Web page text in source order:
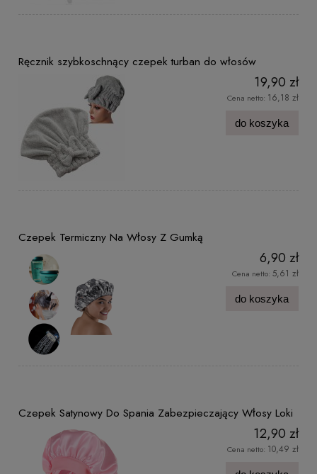
Ręcznik szybkoschnący czepek turban do włosów
19,90 zł
Cena netto: 16,18 zł
do koszyka
Czepek Termiczny Na Włosy Z Gumką
6,90 zł
Cena netto: 5,61 zł
do koszyka
Czepek Satynowy Do Spania Zabezpieczający Włosy Loki
12,90 zł
Cena netto: 10,49 zł